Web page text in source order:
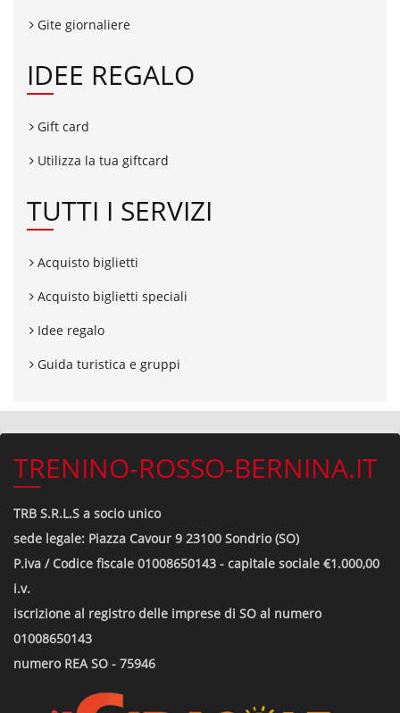
Gite giornaliere
IDEE REGALO
Gift card
Utilizza la tua giftcard
TUTTI I SERVIZI
Acquisto biglietti
Acquisto biglietti speciali
Idee regalo
Guida turistica e gruppi
TRENINO-ROSSO-BERNINA.IT
TRB S.R.L.S a socio unico
sede legale: Piazza Cavour 9 23100 Sondrio (SO)
P.iva / Codice fiscale 01008650143 - capitale sociale €1.000,00
i.v.
iscrizione al registro delle imprese di SO al numero
01008650143
numero REA SO - 75946